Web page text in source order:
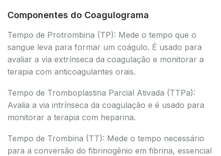
Componentes do Coagulograma
Tempo de Protrombina (TP): Mede o tempo que o
sangue leva para formar um coágulo. É usado para
avaliar a via extrínseca da coagulação e monitorar a
terapia com anticoagulantes orais.
Tempo de Tromboplastina Parcial Ativada (TTPa):
Avalia a via intrínseca da coagulação e é usado para
monitorar a terapia com heparina.
Tempo de Trombina (TT): Mede o tempo necessário
para a conversão do fibrinogênio em fibrina, essencial